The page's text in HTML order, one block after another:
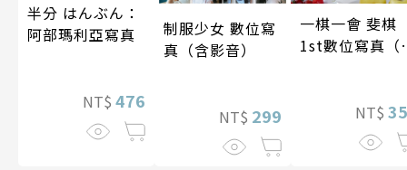
半分 はんぶん：
阿部瑪利亞寫真
NT$ 476
制服少女 數位寫
真（含影音）
NT$ 299
一棋一會 斐棋
1st數位寫真（
NT$